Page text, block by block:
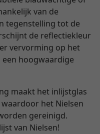
van de
tegenstelling tot de
de reflectiekleur
vervorming op het
hoogwaardige
maakt het inlijstglas
waardoor het Nielsen
gereinigd.
van Nielsen!